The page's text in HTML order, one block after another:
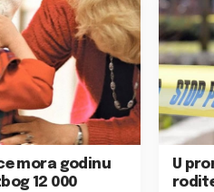
mora godinu
12 000
U